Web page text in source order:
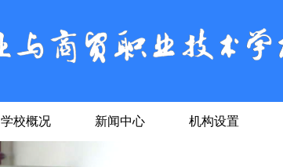
学校概况 新闻中心 机构设置